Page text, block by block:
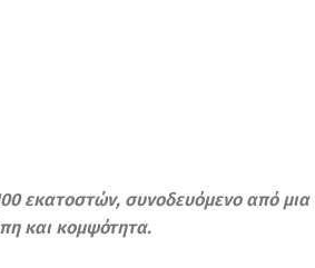
εκατοστών, συνοδευόμενο από
και κομψότητα.